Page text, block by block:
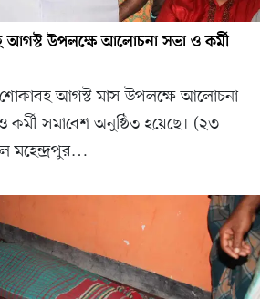
আগস্ট উপলক্ষে আলোচনা সভা ও কর্মী
শোকাবহ আগস্ট মাস উপলক্ষে আলোচনা
সমাবেশ অনুষ্ঠিত হয়েছে। (২৩
মহেন্দ্রপুর…